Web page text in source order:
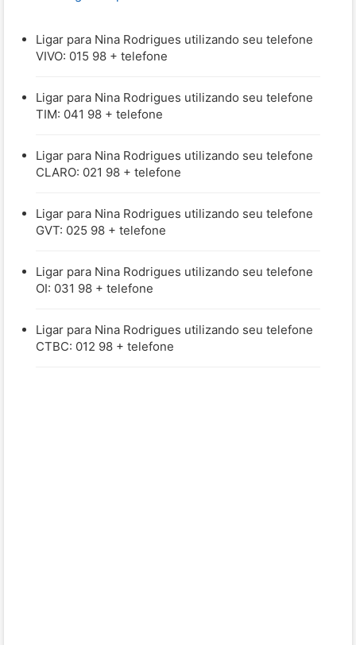
Ligar para Nina Rodrigues utilizando seu telefone
VIVO: 015 98 + telefone
Ligar para Nina Rodrigues utilizando seu telefone
TIM: 041 98 + telefone
Ligar para Nina Rodrigues utilizando seu telefone
CLARO: 021 98 + telefone
Ligar para Nina Rodrigues utilizando seu telefone
GVT: 025 98 + telefone
Ligar para Nina Rodrigues utilizando seu telefone
OI: 031 98 + telefone
Ligar para Nina Rodrigues utilizando seu telefone
CTBC: 012 98 + telefone